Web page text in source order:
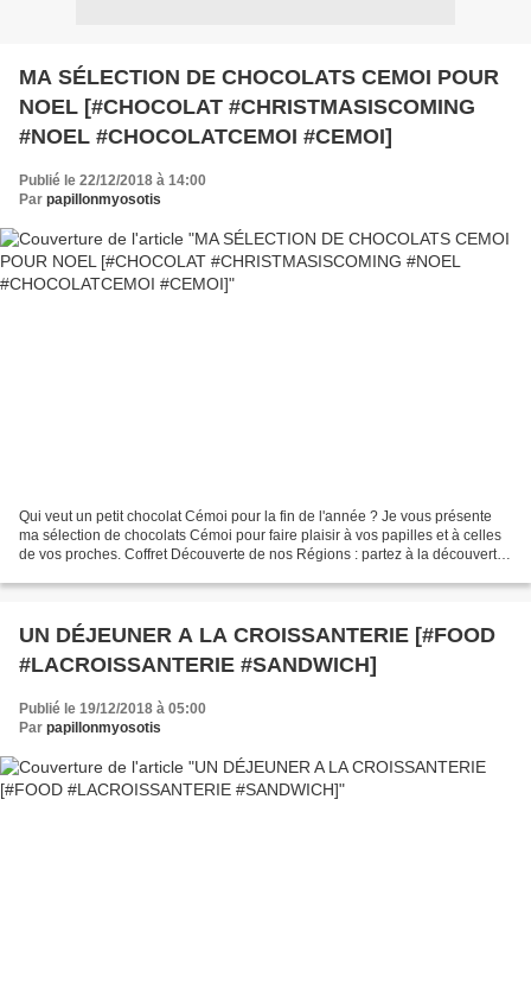
MA SÉLECTION DE CHOCOLATS CEMOI POUR
NOEL [#CHOCOLAT #CHRISTMASISCOMING
#NOEL #CHOCOLATCEMOI #CEMOI]
Publié le 22/12/2018 à 14:00
Par papillonmyosotis
Qui veut un petit chocolat Cémoi pour la fin de l'année ? Je vous présente
ma sélection de chocolats Cémoi pour faire plaisir à vos papilles et à celles
de vos proches. Coffret Découverte de nos Régions : partez à la découverte
UN DÉJEUNER A LA CROISSANTERIE [#FOOD
#LACROISSANTERIE #SANDWICH]
Publié le 19/12/2018 à 05:00
Par papillonmyosotis